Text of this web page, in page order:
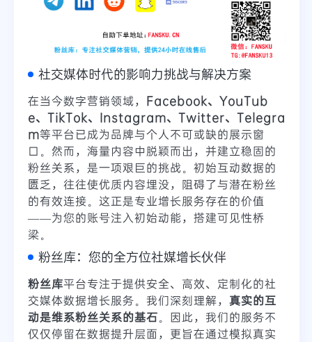
社交媒体时代的影响力挑战与解决方案
在当今数字营销领域， Facebook、YouTub
e、TikTok、Instagram、Twitter、Telegra
m等平台已成为品牌与个人不可或缺的展示窗
口。然而，海量内容中脱颖而出，并建立稳固的
粉丝关系，是一项艰巨的挑战。初始互动数据的
匮乏，往往使优质内容埋没，阻碍了与潜在粉丝
的有效连接。这正是专业增长服务存在的价值
——为您的账号注入初始动能，搭建可见性桥
梁。
粉丝库：您的全方位社媒增长伙伴
粉丝库平台专注于提供安全、高效、定制化的社
交媒体数据增长服务。我们深刻理解， 真实的互
动是维系粉丝关系的基石。因此，我们的服务不
仅仅停留在数据提升层面，更旨在通过模拟真实